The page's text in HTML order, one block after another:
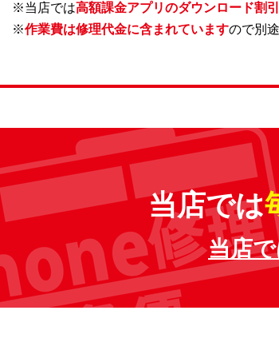
※当店では高額課金アプリのダウンロード割
※作業費は修理代金に含まれていますので別
当店では
当店